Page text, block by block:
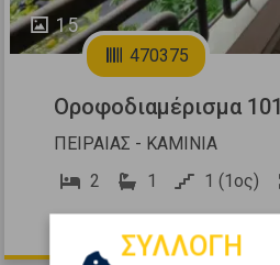
15
470375
Οροφοδιαμέρισμα
ΠΕΙΡΑΙΑΣ - ΚΑΜΙΝΙΑ
2
1 1 (1ος)
ΣΥΛΛΟΓΗ